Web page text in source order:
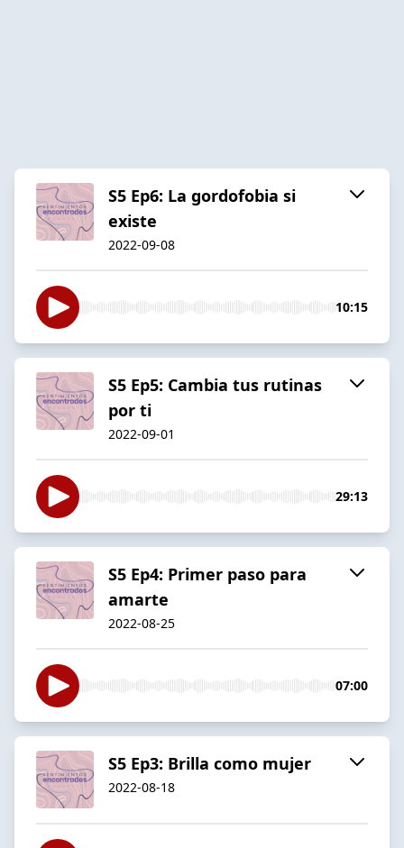
S5 Ep6: La gordofobia si
existe
2022-09-08
10:15
S5 Ep5: Cambia tus rutinas
por ti
2022-09-01
29:13
S5 Ep4: Primer paso para
amarte
2022-08-25
07:00
S5 Ep3: Brilla como mujer
2022-08-18